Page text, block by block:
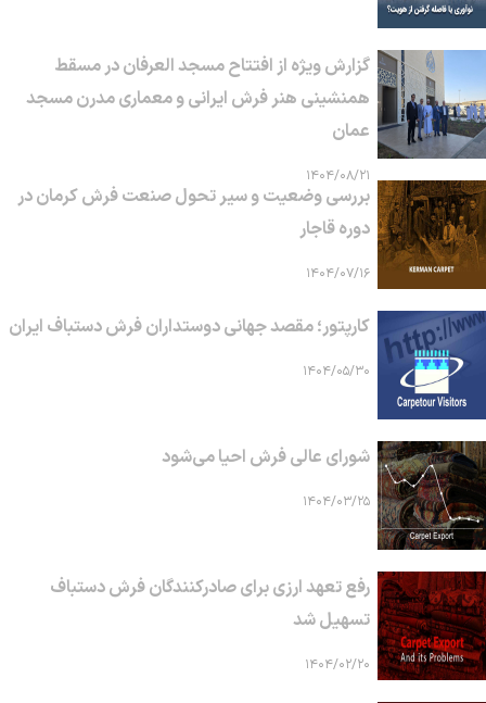
گزارش ویژه از افتتاح مسجد العرفان در مسقط
همنشینی هنر فرش ایرانی و معماری مدرن مسجد
عمان
۱۴۰۴/۰۸/۲۱
بررسی وضعیت و سیر تحول صنعت فرش کرمان در
دوره قاجار
۱۴۰۴/۰۷/۱۶
کارپتور؛ مقصد جهانی دوستداران فرش دستباف ایران
۱۴۰۴/۰۵/۳۰
شورای عالی فرش احیا می‌شود
۱۴۰۴/۰۳/۲۵
رفع تعهد ارزی برای صادرکنندگان فرش دستباف
تسهیل شد
۱۴۰۴/۰۲/۲۰